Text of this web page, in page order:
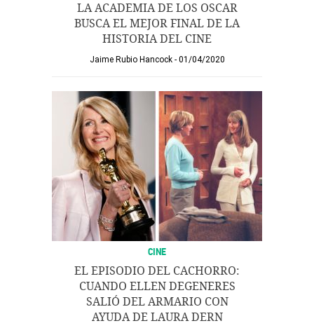
LA ACADEMIA DE LOS OSCAR
BUSCA EL MEJOR FINAL DE LA
HISTORIA DEL CINE
Jaime Rubio Hancock 01/04/2020
CINE
EL EPISODIO DEL CACHORRO:
CUANDO ELLEN DEGENERES
SALIÓ DEL ARMARIO CON
AYUDA DE LAURA DERN